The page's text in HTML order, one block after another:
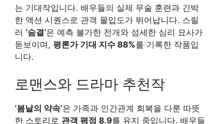
는 기대작입니다. 배우들의 실제 무술 훈련과 긴박
한 액션 시퀀스로 관객 몰입도가 뛰어납니다. 스릴
러 ‘숨결’은 예측 불가한 전개와 섬세한 심리 묘사가
돋보이며, 평론가 기대 지수 88%를 기록한 작품입
니다.
로맨스와 드라마 추천작
‘봄날의 약속’은 가족과 인간관계 회복을 다룬 따뜻
한 스토리로 관객 평점 8.9를 유지 중입니다. 배우들